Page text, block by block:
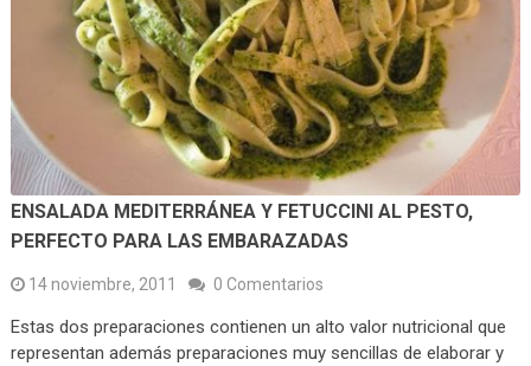
ENSALADA MEDITERRÁNEA Y FETUCCINI AL PESTO,
PERFECTO PARA LAS EMBARAZADAS
14 noviembre, 2011 0 Comentarios
Estas dos preparaciones contienen un alto valor nutricional que
representan además preparaciones muy sencillas de elaborar y